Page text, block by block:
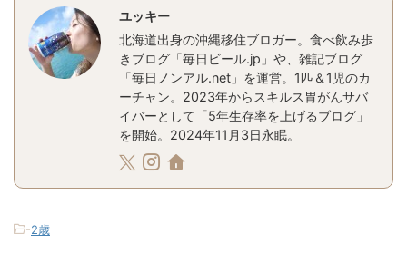
ユッキー
北海道出身の沖縄移住ブロガー。食べ飲み歩
きブログ「毎日ビール.jp」や、雑記ブログ
「毎日ノンアル.net」を運営。1匹＆1児のカ
ーチャン。2023年からスキルス胃がんサバ
イバーとして「5年生存率を上げるブログ」
を開始。2024年11月3日永眠。
-2歳